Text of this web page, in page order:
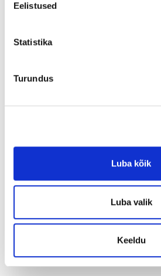
Eelistused
Statistika
Turundus
Luba kõik
Luba valik
Keeldu
Inebrya Style-In Blow Dry
7,90 €
В корзину